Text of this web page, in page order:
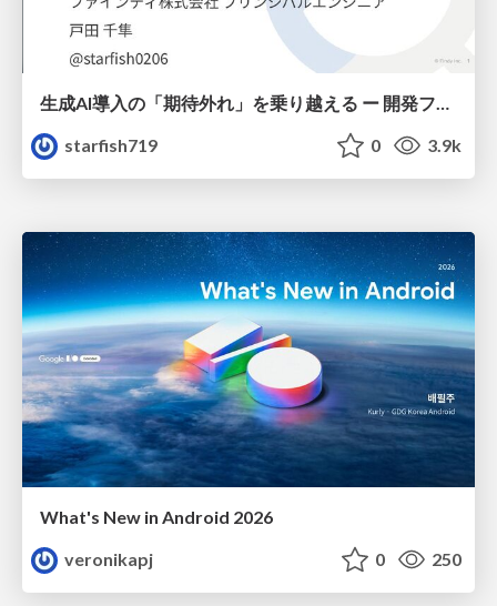
生成AI導入の「期待外れ」を乗り越える ー 開発フロー改革が目指す、真の組織変革
starfish719
0 3.9k
What's New in Android 2026
veronikapj
0 250